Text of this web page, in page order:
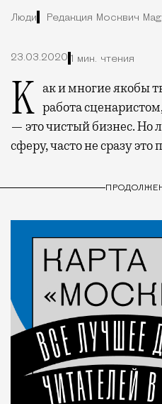
Люди Редакция Москвич Mag
23.03.2020 1 мин. чтения
Как и многие якобы творческие профессии, работа
— это чистый бизнес. Но
сферу, часто не сразу